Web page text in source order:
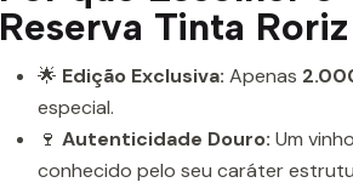
Reserva Tinta
🌟 Edição Exclusiva: Apenas
especial.
🍷 Autenticidade Douro: Um
conhecido pelo seu caráter